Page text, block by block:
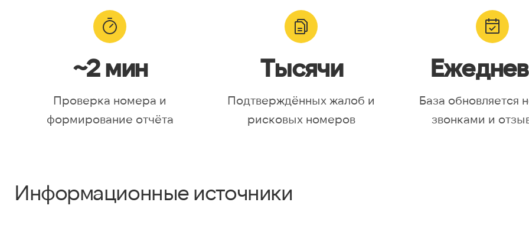
~2 мин
Проверка номера и
формирование отчёта
Тысячи
Подтверждённых жалоб и
рисковых номеров
База обновляется
звонками и
Информационные источники